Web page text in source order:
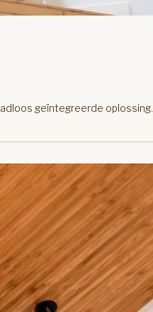
geïntegreerde oplossing.